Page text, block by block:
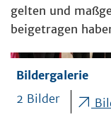
gelten und
beigetragen
Bildergalerie
2 Bilder